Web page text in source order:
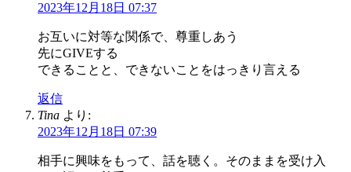
2023年12月18日 07:37
お互いに対等な関係で、尊重しあう
先にGIVEする
できることと、できないことをはっきり言える
返信
Tina より:
2023年12月18日 07:39
相手に興味をもって、話を聴く。そのままを受け入